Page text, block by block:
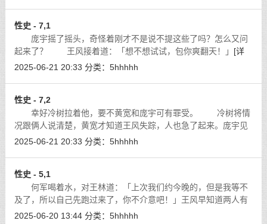
性史 - 7,1
庞宇摇了摇头，奇怪着刚才不是说不提这些了吗？怎么又问
起来了？ 王风接着道：「想不想试试，包你爽翻天！」 [详
细]
2025-06-21 20:33 分类： 5hhhhh
性史 - 7,2
幸好冷树拉着他，要不黄宽和庞宇可有罪受。 冷树将情
况跟俩人说清楚，黄宽才知道王风失踪，人也急了起来。庞宇见
状，将昨天的事跟三人说清，三人高兴的将庞宇抛了起来。然后
2025-06-21 20:33 分类： 5hhhhh
性史 - 5,1
何军喝着水，对王林道：「上次我们约今晚的，但是我等不
及了，所以自己先跑过来了，你不介意吧！」王风早知道两人有
约的，见何军这么一说，王风更是大胆的盯着何军猛看，想象着
2025-06-20 13:44 分类： 5hhhhh